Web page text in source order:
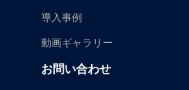
導入事例
動画ギャラリー
お問い合わせ